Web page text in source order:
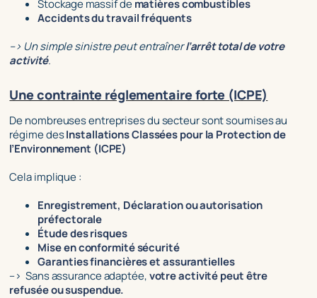
Stockage massif dematières combustibles
Accidents du travail fréquents
–> Un simple sinistre peut entraînerl’arrêt total de votre
activité.
Une contrainte réglementaire forte (ICPE)
De nombreuses entreprises du secteur sont soumises au
régime desInstallations Classées pour la Protection de
l’Environnement (ICPE)
Cela implique :
Enregistrement, Déclaration ou autorisation
préfectorale
Étude des risques
Mise en conformité sécurité
Garanties financières et assurantielles
–> Sans assurance adaptée,votre activité peut être
refusée ou suspendue.